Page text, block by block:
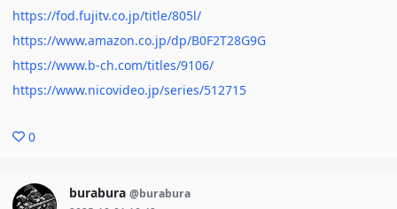
https://fod.fujitv.co.jp/title/805l/
https://www.amazon.co.jp/dp/B0F2T28G9G
https://www.b-ch.com/titles/9106/
https://www.nicovideo.jp/series/512715
0
burabura @burabura